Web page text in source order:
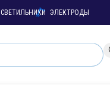
СВЕТИЛЬНИКИ ЭЛЕКТРОДЫ